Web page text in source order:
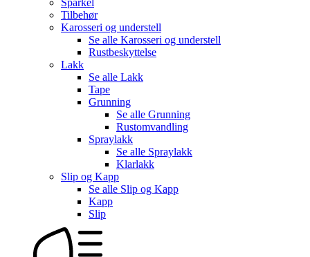
Tilbehør
Karosseri og understell
Se alle Karosseri og understell
Rustbeskyttelse
Lakk
Se alle Lakk
Tape
Grunning
Se alle Grunning
Rustomvandling
Spraylakk
Se alle Spraylakk
Klarlakk
Slip og Kapp
Se alle Slip og Kapp
Kapp
Slip